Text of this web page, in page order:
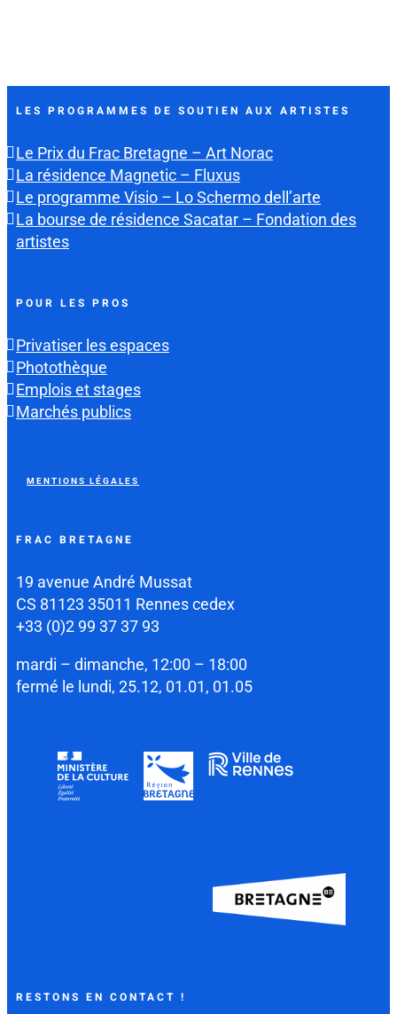
LES PROGRAMMES DE SOUTIEN AUX ARTISTES
Le Prix du Frac Bretagne – Art Norac
La résidence Magnetic – Fluxus
Le programme Visio – Lo Schermo dell’arte
La bourse de résidence Sacatar – Fondation des
artistes
POUR LES PROS
Privatiser les espaces
Photothèque
Emplois et stages
Marchés publics
MENTIONS LÉGALES
FRAC BRETAGNE
19 avenue André Mussat
CS 81123 35011 Rennes cedex
+33 (0)2 99 37 37 93
mardi – dimanche, 12:00 – 18:00
fermé le lundi, 25.12, 01.01, 01.05
RESTONS EN CONTACT !